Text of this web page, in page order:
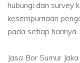
hubungi dan survey
kesempurnaan
pada setiap harinya.
Jasa Bor Sumur